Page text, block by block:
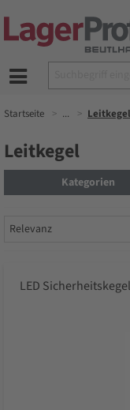
Startseite ... Leitkegel
Leitkegel
Kategorien
LED